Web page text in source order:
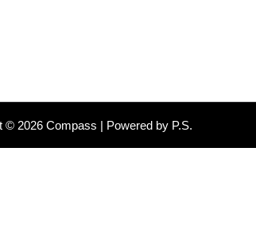
© 2026 Compass | Powered by P.S.